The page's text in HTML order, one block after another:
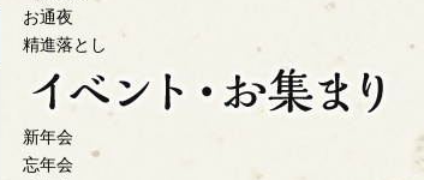
お通夜
精進落とし
新年会
忘年会